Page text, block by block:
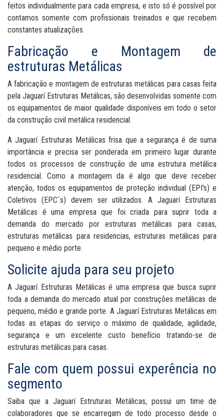
feitos individualmente para cada empresa, e isto só é possível por
contamos somente com profissionais treinados e que recebem
constantes atualizações.
Fabricação e Montagem de
estruturas Metálicas
A fabricação e montagem de estruturas metálicas para casas feita
pela Jaguarí Estruturas Metálicas, são desenvolvidas somente com
os equipamentos de maior qualidade disponíveis em todo o setor
da construção civil metálica residencial.
A Jaguarí Estruturas Metálicas frisa que a segurança é de suma
importância e precisa ser ponderada em primeiro lugar durante
todos os processos de construção de uma estrutura metálica
residencial. Como a montagem da é algo que deve receber
atenção, todos os equipamentos de proteção individual (EPI's) e
Coletivos (EPC´s) devem ser utilizados. A Jaguarí Estruturas
Metálicas é uma empresa que foi criada para suprir toda a
demanda do mercado por estruturas metálicas para casas,
estruturas metálicas para residencias, estruturas metálicas para
pequeno e médio porte.
Solicite ajuda para seu projeto
A Jaguarí Estruturas Metálicas é uma empresa que busca suprir
toda a demanda do mercado atual por construções metálicas de
pequeno, médio e grande porte. A Jaguarí Estruturas Metálicas em
todas as etapas do serviço o máximo de qualidade, agilidade,
segurança e um excelente custo benefício tratando-se de
estruturas metálicas para casas.
Fale com quem possui experência no
segmento
Saiba que a Jaguarí Estruturas Metálicas, possui um time de
colaboradores que se encarregam de todo processo desde o